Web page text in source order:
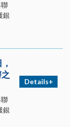
銀
銀
Details+